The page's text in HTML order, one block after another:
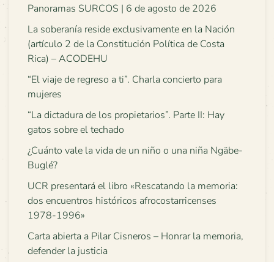
Panoramas SURCOS | 6 de agosto de 2026
La soberanía reside exclusivamente en la Nación
(artículo 2 de la Constitución Política de Costa
Rica) – ACODEHU
“El viaje de regreso a ti”. Charla concierto para
mujeres
“La dictadura de los propietarios”. Parte II: Hay
gatos sobre el techado
¿Cuánto vale la vida de un niño o una niña Ngäbe-
Buglé?
UCR presentará el libro «Rescatando la memoria:
dos encuentros históricos afrocostarricenses
1978-1996»
Carta abierta a Pilar Cisneros – Honrar la memoria,
defender la justicia